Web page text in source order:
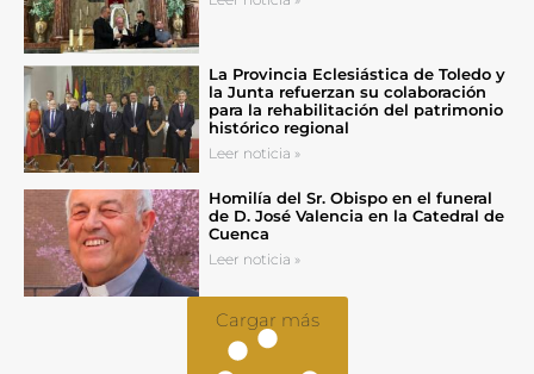
La Provincia Eclesiástica de Toledo y
la Junta refuerzan su colaboración
para la rehabilitación del patrimonio
histórico regional
Leer noticia »
Homilía del Sr. Obispo en el funeral
de D. José Valencia en la Catedral de
Cuenca
Leer noticia »
Cargar más